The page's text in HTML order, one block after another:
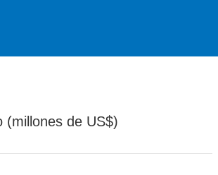
(millones de US$)